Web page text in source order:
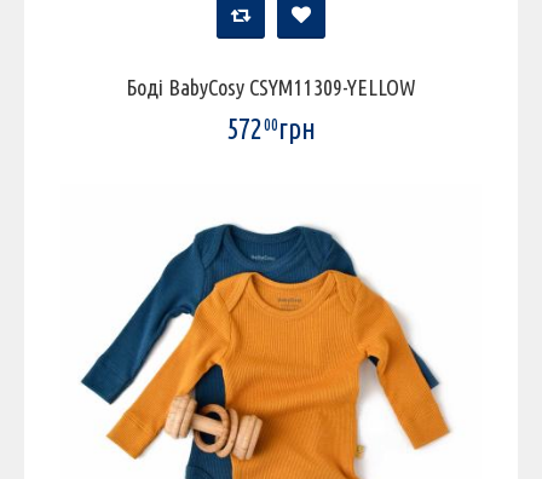
Боді BabyCosy CSYM11309-YELLOW
57200грн